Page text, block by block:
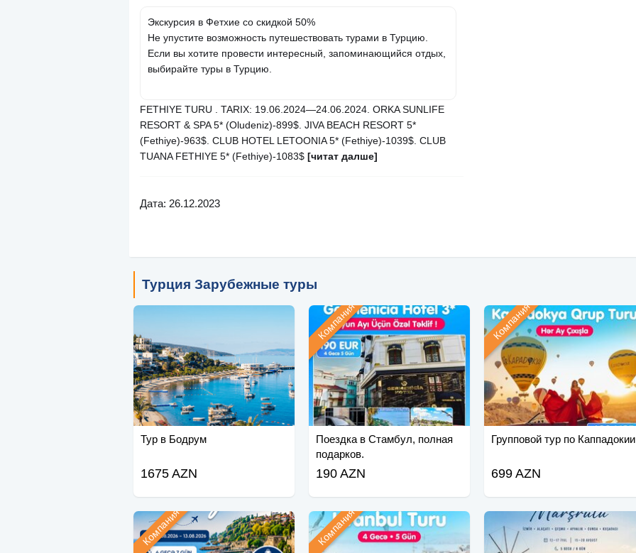
Экскурсия в Фетхие со скидкой 50%
Не упустите возможность путешествовать турами в Турцию.
Если вы хотите провести интересный, запоминающийся отдых,
выбирайте туры в Турцию.
FETHIYE TURU . TARIX: 19.06.2024—24.06.2024. ORKA SUNLIFE
RESORT & SPA 5* (Oludeniz)-899$. JIVA BEACH RESORT 5*
(Fethiye)-963$. CLUB HOTEL LETOONIA 5* (Fethiye)-1039$. CLUB
TUANA FETHIYE 5* (Fethiye)-1083$ [читат далше]
Дата: 26.12.2023
Турция Зарубежные туры
Тур в Бодрум
1675 AZN
Поездка в Стамбул, полная
подарков.
Компания
190 AZN
Групповой тур по Каппадокии
Компания
699 AZN
Компания Компания